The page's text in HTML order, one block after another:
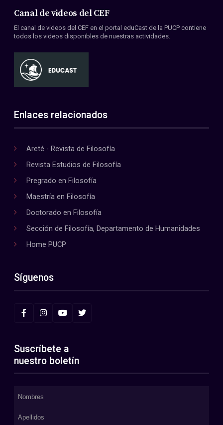
Canal de videos del CEF
El canal de videos del CEF en el portal eduCast de la PUCP contiene
todos los videos disponibles de nuestras actividades.
Enlaces relacionados
Areté - Revista de Filosofía
Revista Estudios de Filosofía
Pregrado en Filosofía
Maestría en Filosofía
Doctorado en Filosofía
Sección de Filosofía, Departamento de Humanidades
Home PUCP
Síguenos
Suscríbete a
nuestro boletín